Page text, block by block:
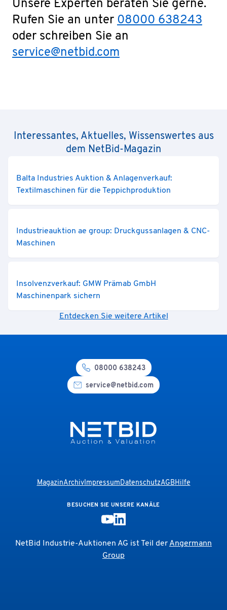
Unsere Experten beraten Sie gerne.
Rufen Sie an unter 08000 638243
oder schreiben Sie an
service@netbid.com
Interessantes, Aktuelles, Wissenswertes aus
dem NetBid-Magazin
Balta Industries Auktion & Anlagenverkauf:
Textilmaschinen für die Teppichproduktion
Industrieauktion ae group: Druckgussanlagen & CNC-
Maschinen
Insolvenzverkauf: GMW Prämab GmbH
Maschinenpark sichern
Entdecken Sie weitere Artikel
08000 638243
service@netbid.com
MagazinArchivImpressumDatenschutzAGBHilfe
BESUCHEN SIE UNSERE KANÄLE
NetBid Industrie-Auktionen AG ist Teil derAngermann
Group